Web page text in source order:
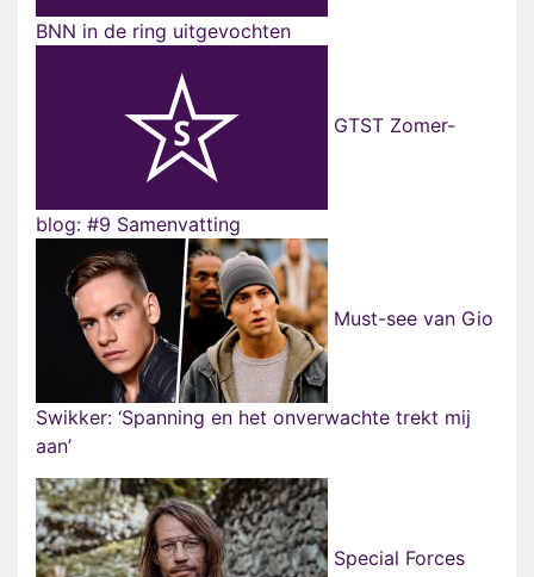
BNN in de ring uitgevochten
GTST Zomer-
blog: #9 Samenvatting
Must-see van Gio
Swikker: ‘Spanning en het onverwachte trekt mij
aan’
Special Forces